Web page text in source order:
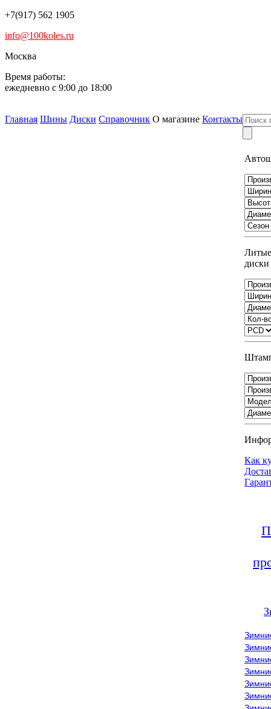
+7(917) 562 1905
info@100koles.ru
Москва
Время работы:
ежедневно с 9:00 до 18:00
Главная Шины Диски Справочник О магазине Контакты
Литые
диски
Как